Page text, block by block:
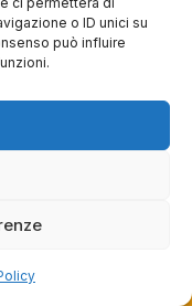
o ID unici su
può influire
fantastici.
da